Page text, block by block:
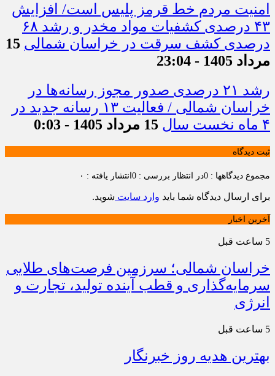
امنیت مردم خط قرمز پلیس است/ افزایش
۴۳ درصدی کشفیات مواد مخدر و رشد ۶۸
درصدی کشف سرقت در خراسان شمالی 15
مرداد 1405 - 23:04
رشد ۲۱ درصدی صدور مجوز رسانه‌ها در
خراسان شمالی / فعالیت ۱۳ رسانه جدید در
۴ ماه نخست سال
15 مرداد 1405 - 0:03
ثبت دیدگاه
مجموع دیدگاهها : 0 در انتظار بررسی : 0 انتشار یافته : ۰
برای ارسال دیدگاه شما باید وارد سایت شوید.
آخرین اخبار
5 ساعت قبل
خراسان شمالی؛ سرزمین فرصت‌های طلایی
سرمایه‌گذاری و قطب آینده تولید، تجارت و
انرژی
5 ساعت قبل
بهترین هدیه روز خبرنگار